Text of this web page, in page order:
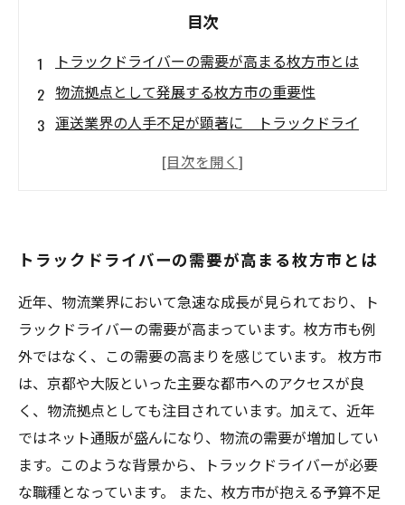
目次
トラックドライバーの需要が高まる枚方市とは
物流拠点として発展する枚方市の重要性
運送業界の人手不足が顕著に トラックドライ
バーの採用競争が激化
としてのキャリアアップの可能性
トラックドライバーの需要が高まる枚方市とは
近年、物流業界において急速な成長が見られており、ト
ラックドライバーの需要が高まっています。枚方市も例
外ではなく、この需要の高まりを感じています。 枚方市
は、京都や大阪といった主要な都市へのアクセスが良
く、物流拠点としても注目されています。加えて、近年
ではネット通販が盛んになり、物流の需要が増加してい
ます。このような背景から、トラックドライバーが必要
な職種となっています。 また、枚方市が抱える予算不足